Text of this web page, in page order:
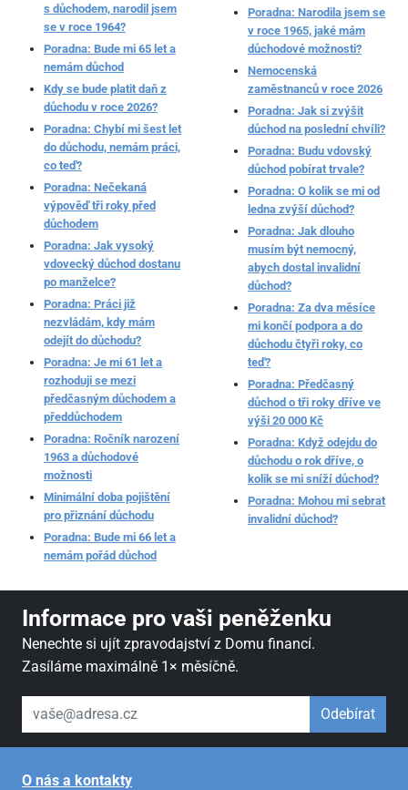
s důchodem, narodil jsem
se v roce 1964?
Poradna: Bude mi 65 let a
nemám důchod
Kdy se bude platit daň z
důchodu v roce 2026?
Poradna: Chybí mi šest let
do důchodu, nemám práci,
co teď?
Poradna: Nečekaná
výpověď tři roky před
důchodem
Poradna: Jak vysoký
vdovecký důchod dostanu
po manželce?
Poradna: Práci již
nezvládám, kdy mám
odejít do důchodu?
Poradna: Je mi 61 let a
rozhoduji se mezi
předčasným důchodem a
předdůchodem
Poradna: Ročník narození
1963 a důchodové
možnosti
Minimální doba pojištění
pro přiznání důchodu
Poradna: Bude mi 66 let a
nemám pořád důchod
Poradna: Narodila jsem se
v roce 1965, jaké mám
důchodové možnosti?
Nemocenská
zaměstnanců v roce 2026
Poradna: Jak si zvýšit
důchod na poslední chvíli?
Poradna: Budu vdovský
důchod pobírat trvale?
Poradna: O kolik se mi od
ledna zvýší důchod?
Poradna: Jak dlouho
musím být nemocný,
abych dostal invalidní
důchod?
Poradna: Za dva měsíce
mi končí podpora a do
důchodu čtyři roky, co
teď?
Poradna: Předčasný
důchod o tři roky dříve ve
výši 20 000 Kč
Poradna: Když odejdu do
důchodu o rok dříve, o
kolik se mi sníží důchod?
Poradna: Mohou mi sebrat
invalidní důchod?
Informace pro vaši peněženku
Nenechte si ujít zpravodajství z Domu financí.
Zasíláme maximálně 1× měsíčně.
váš email Odebírat
O nás a kontakty